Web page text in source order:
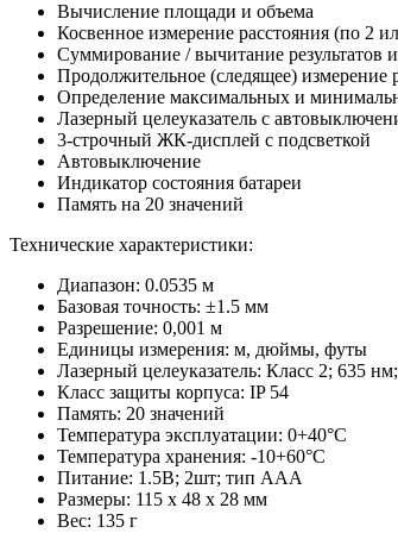
Вычисление площади и объема
Косвенное измерение расстояния (по 2
Суммирование / вычитание результатов
Продолжительное (следящее) измерение
Определение максимальных и
Лазерный целеуказатель с
3-строчный ЖК-дисплей с подсветкой
Автовыключение
Индикатор состояния батареи
Память на 20 значений
Технические характеристики:
Диапазон: 0.0535 м
Базовая точность: ±1.5 мм
Разрешение: 0,001 м
Единицы измерения: м, дюймы, футы
Лазерный целеуказатель: Класс 2; 635 нм;
Класс защиты корпуса: IP 54
Память: 20 значений
Температура эксплуатации: 0+40°C
Температура хранения: -10+60°C
Питание: 1.5В; 2шт; тип AAA
Размеры: 115 x 48 x 28 мм
Вес: 135 г